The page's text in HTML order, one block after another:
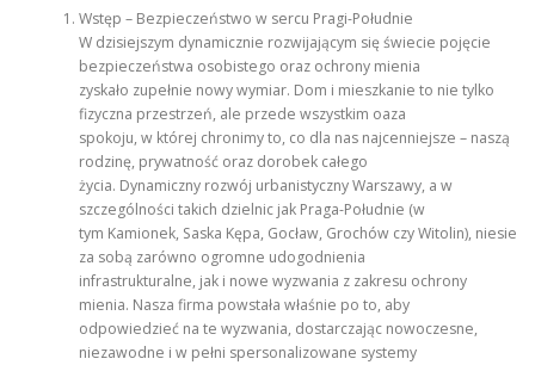
Wstęp – Bezpieczeństwo w sercu Pragi-Południe
W dzisiejszym dynamicznie rozwijającym się świecie pojęcie
bezpieczeństwa osobistego oraz ochrony mienia
zyskało zupełnie nowy wymiar. Dom i mieszkanie to nie tylko
fizyczna przestrzeń, ale przede wszystkim oaza
spokoju, w której chronimy to, co dla nas najcenniejsze – naszą
rodzinę, prywatność oraz dorobek całego
życia. Dynamiczny rozwój urbanistyczny Warszawy, a w
szczególności takich dzielnic jak Praga-Południe (w
tym Kamionek, Saska Kępa, Gocław, Grochów czy Witolin), niesie
za sobą zarówno ogromne udogodnienia
infrastrukturalne, jak i nowe wyzwania z zakresu ochrony
mienia. Nasza firma powstała właśnie po to, aby
odpowiedzieć na te wyzwania, dostarczając nowoczesne,
niezawodne i w pełni spersonalizowane systemy